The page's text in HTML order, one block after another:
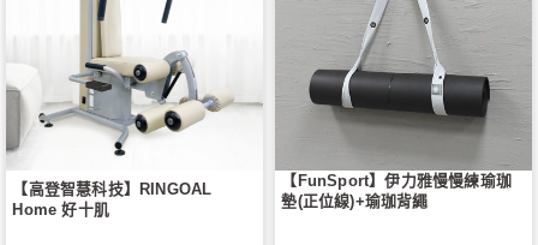
【高登智慧科技】RINGOAL
Home 好十肌
【FunSport】伊力雅慢慢練瑜珈
墊(正位線)+瑜珈背繩